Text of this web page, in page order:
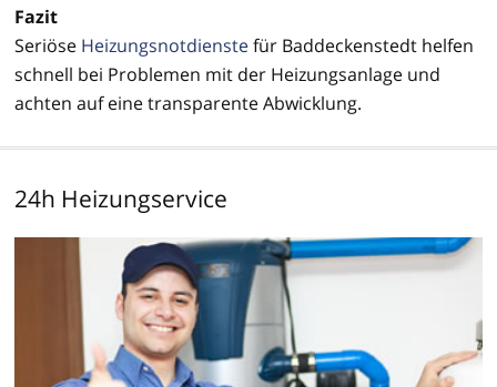
Fazit
Seriöse Heizungsnotdienstefür Baddeckenstedt helfen
schnell bei Problemen mit der Heizungsanlage und
achten auf eine transparente Abwicklung.
24h Heizungservice